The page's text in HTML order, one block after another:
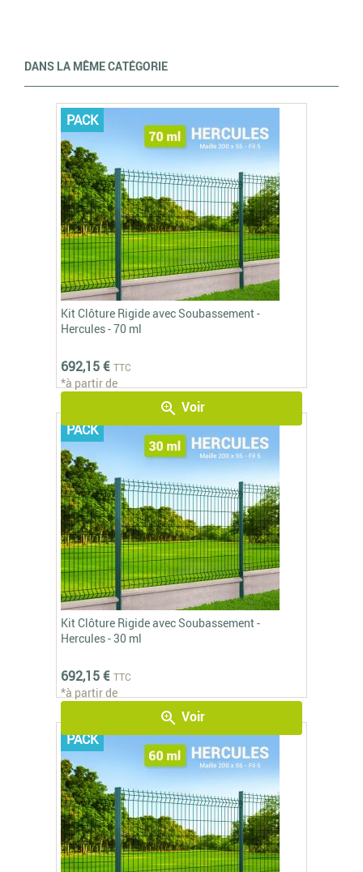
DANS LA MÊME CATÉGORIE
Kit Clôture Rigide avec Soubassement -
Hercules - 70 ml
692,15 € TTC
*à partir de
zoom_in Voir
PACK
Kit Clôture Rigide avec Soubassement -
Hercules - 30 ml
692,15 € TTC
*à partir de
zoom_in Voir
PACK
PACK